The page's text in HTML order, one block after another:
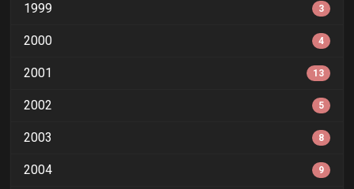
1999 3
2000 4
2001 13
2002 5
2003 8
2004 9